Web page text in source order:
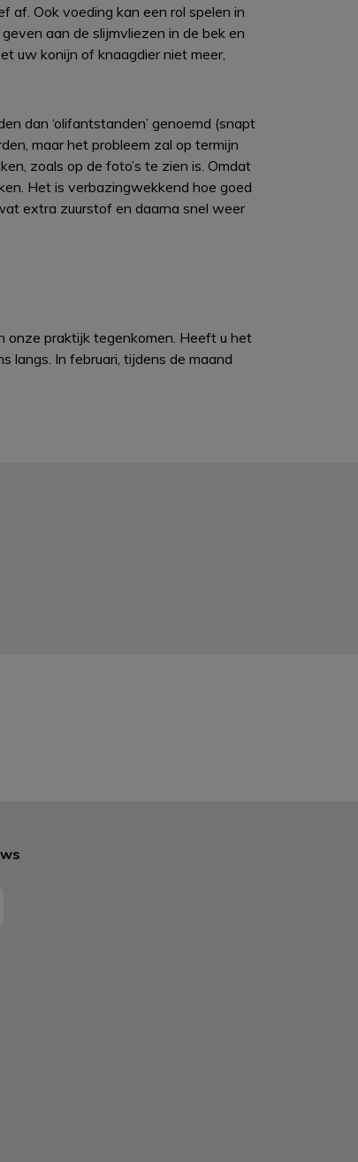
af. Ook voeding kan een rol spelen in
aan de slijmvliezen in de bek en
uw konijn of knaagdier niet meer,
dan ‘olifantstanden’ genoemd (snapt
maar het probleem zal op termijn
zoals op de foto’s te zien is. Omdat
Het is verbazingwekkend hoe goed
extra zuurstof en daarna snel weer
onze praktijk tegenkomen. Heeft u het
langs. In februari, tijdens de maand